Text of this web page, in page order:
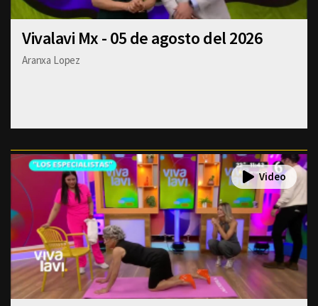
Vivalavi Mx - 05 de agosto del 2026
Aranxa Lopez